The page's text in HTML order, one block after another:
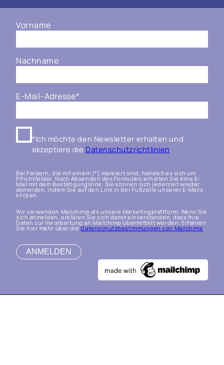
Vorname
Nachname
E-Mail-Adresse*
*Ich möchte den Newsletter erhalten und
akzeptiere die Datenschutzrichtlinien.
Bei Feldern, die mit einem (*) markiert sind, handelt es sich um
Pflichtfelder. Nach Absenden des Formulars erhalten Sie eine E-
Mail mit dem Bestätigungslink. Sie können sich jederzeit wieder
abmelden, indem Sie auf den Link in der Fußzeile unserer E-Mails
klicken.
Wir verwenden Mailchimp als unsere Marketingplattform. Wenn Sie
sich anmelden, erklären Sie sich damit einverstanden, dass Ihre
Daten zur Verarbeitung an Mailchimp übermittelt werden. Erfahren
Sie hier mehr über dieDatenschutzbestimmungen von Mailchimp.